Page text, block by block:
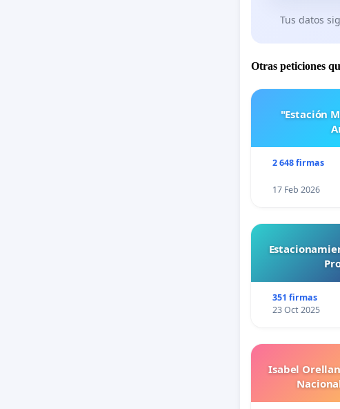
Tus datos
Otras peticiones
"Estación
2 648 firmas
17 Feb 2026
351 firmas
23 Oct 2025
Isabel